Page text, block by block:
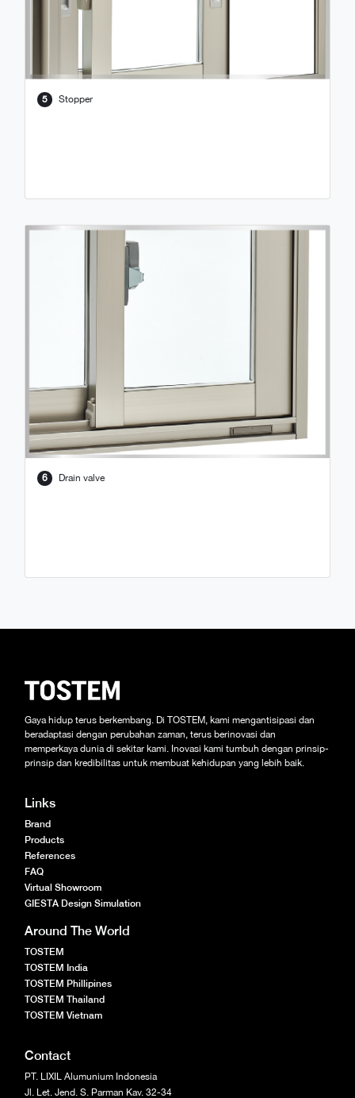
5 Stopper
6 Drain valve
Gaya hidup terus berkembang. Di TOSTEM, kami mengantisipasi dan
beradaptasi dengan perubahan zaman, terus berinovasi dan
memperkaya dunia di sekitar kami. Inovasi kami tumbuh dengan prinsip-
prinsip dan kredibilitas untuk membuat kehidupan yang lebih baik.
Links
Brand
Products
References
FAQ
Virtual Showroom
GIESTA Design Simulation
Around The World
TOSTEM
TOSTEM India
TOSTEM Phillipines
TOSTEM Thailand
TOSTEM Vietnam
Contact
PT. LIXIL Alumunium Indonesia
Jl. Let. Jend. S. Parman Kav. 32-34